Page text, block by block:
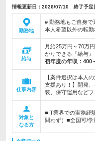
情報更新日：2026/07/10 終了予定
勤務地
# 勤務地もご自身で
本人希望以外の転
給与
月給25万円～70万
かりできる『給与
初年度の年収： 400
仕事内容
【案件選択は本人
支援あり！】開発
装、保守運用など
対象と
なる方
■IT業界での実務経
問わず）■全国可/